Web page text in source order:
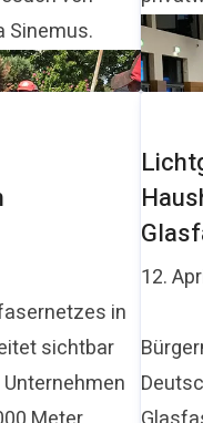
Sinemus.
in
sichtbar
12.